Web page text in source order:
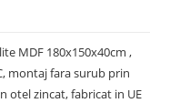
MDF 180x150x40cm ,
montaj fara surub prin
otel zincat, fabricat in UE